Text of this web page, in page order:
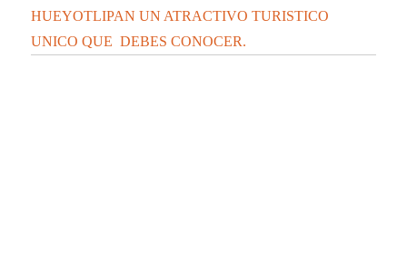
HUEYOTLIPAN UN ATRACTIVO TURISTICO
UNICO QUE DEBES CONOCER.